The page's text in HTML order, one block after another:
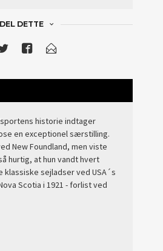
DEL DETTE
historie indtager
en exceptionel særstilling.
New Foundland, men viste
hurtig, at hun vandt hvert
sejladser ved USA´s
Scotia i 1921 - forlist ved